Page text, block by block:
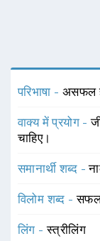
परिभाषा - असफल
वाक्य में प्रयोग -
चाहिए।
समानार्थी शब्द -
विलोम शब्द -
लिंग -स्त्रीलिंग